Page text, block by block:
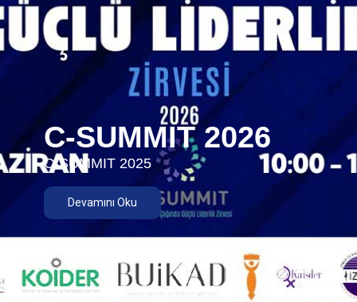
C-SUMMIT 2026
C-SUMMIT 2025
Devamını Oku